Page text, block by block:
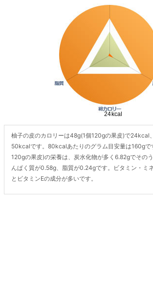
柚子の皮のカロリーは48g(1個120gの果皮)で24kcal
50kcalです。80kcalあたりのグラム目安量は160gで
120gの果皮)の栄養は、炭水化物が多く6.82gでその
んぱく質が0.58g、脂質が0.24gです。ビタミン・ミ
とビタミンEの成分が多いです。